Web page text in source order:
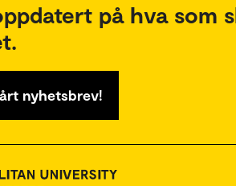
på hva som
nyhetsbrev!